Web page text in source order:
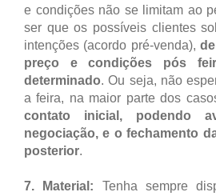
e condições não se limitam ao
ser que os possíveis clientes
intenções (acordo pré-venda),
preço e condições pós
determinado. Ou seja, não
a feira, na maior parte dos
contato inicial, podendo
negociação, e o fechamento
posterior.
7. Material: Tenha sempre